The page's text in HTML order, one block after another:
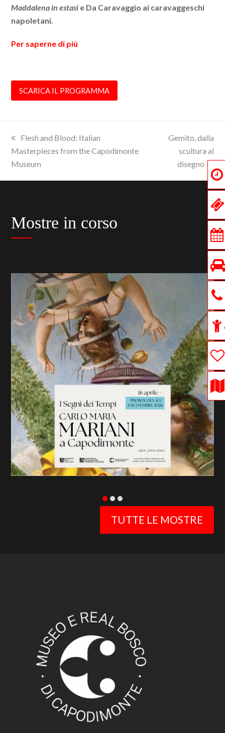
Maddalena in estasi e Da Caravaggio ai caravaggeschi
napoletani.
Per saperne di più
SCARICA IL PROGRAMMA
previous
post:
Flesh and Blood: Italian
Masterpieces from the Capodimonte
Museum
next
post:
Gemito, dalla
scultura al
disegno
Mostre in corso
TUTTE LE MOSTRE